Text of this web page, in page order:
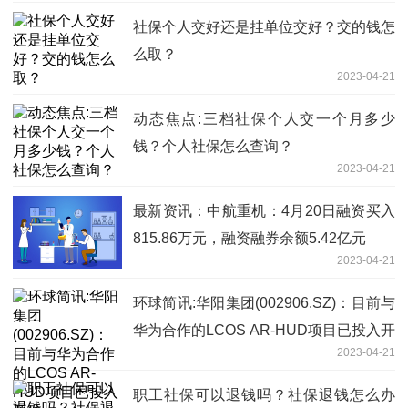
社保个人交好还是挂单位交好？交的钱怎
么取？
2023-04-21
动态焦点:三档社保个人交一个月多少
钱？个人社保怎么查询？
2023-04-21
最新资讯：中航重机：4月20日融资买入
815.86万元，融资融券余额5.42亿元
2023-04-21
环球简讯:华阳集团(002906.SZ)：目前与
华为合作的LCOS AR-HUD项目已投入开
2023-04-21
职工社保可以退钱吗？社保退钱怎么办